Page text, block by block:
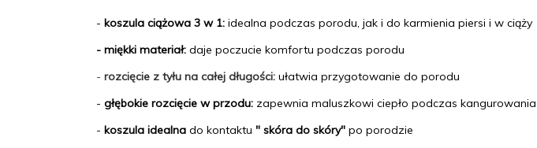
- koszula ciążowa 3 w 1: idealna podczas porodu, jak i do karmienia piersi i w ciąży
- miękki materiał: daje poczucie komfortu podczas porodu
- rozcięcie z tyłu na całej długości: ułatwia przygotowanie do porodu
- głębokie rozcięcie w przodu: zapewnia maluszkowi ciepło podczas
- koszula idealna do kontaktu " skóra do skóry" po porodzie